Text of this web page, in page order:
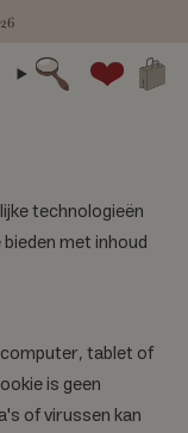
zoeken
technologieën
met inhoud
computer, tablet of
is geen
of virussen kan